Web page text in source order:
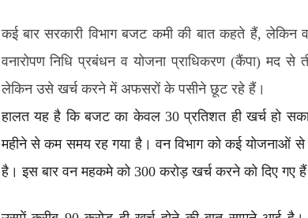
कई बार सरकारी विभाग बजट कमी की बात कहते हैं, लेकिन
वनारोपण निधि प्रबंधन व योजना प्राधिकरण (कैंपा) मद
लेकिन उसे खर्च करने में अफसरों के पसीने छूट रहे हैं।
हालत यह है कि बजट का केवल 30 प्रतिशत ही खर्च हो सका
महीने से कम समय रह गया है। वन विभाग को कई योजनाओं से
है। इस बार वन महकमे को 300 करोड़ खर्च करने को दिए गए